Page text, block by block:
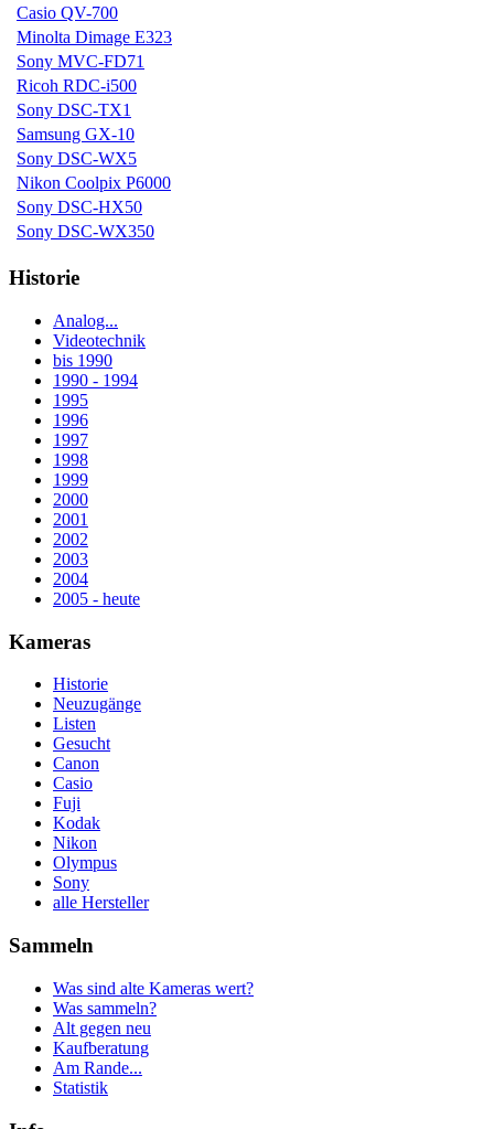
Casio QV-700
Minolta Dimage E323
Sony MVC-FD71
Ricoh RDC-i500
Sony DSC-TX1
Samsung GX-10
Sony DSC-WX5
Nikon Coolpix P6000
Sony DSC-HX50
Sony DSC-WX350
Historie
Analog...
Videotechnik
bis 1990
1990 - 1994
1995
1996
1997
1998
1999
2000
2001
2002
2003
2004
2005 - heute
Kameras
Historie
Neuzugänge
Listen
Gesucht
Canon
Casio
Fuji
Kodak
Nikon
Olympus
Sony
alle Hersteller
Sammeln
Was sind alte Kameras wert?
Was sammeln?
Alt gegen neu
Kaufberatung
Am Rande...
Statistik